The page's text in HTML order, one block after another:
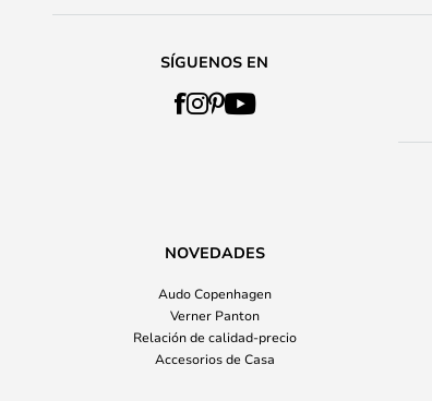
SÍGUENOS EN
NOVEDADES
Audo Copenhagen
Verner Panton
Relación de calidad-precio
Accesorios de Casa